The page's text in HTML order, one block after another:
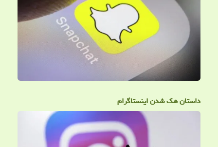
داستان هک شدن اینستاگرام